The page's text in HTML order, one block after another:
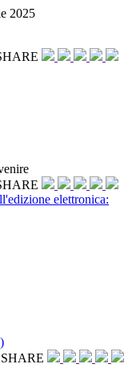
2025
elettronica:
SHARE